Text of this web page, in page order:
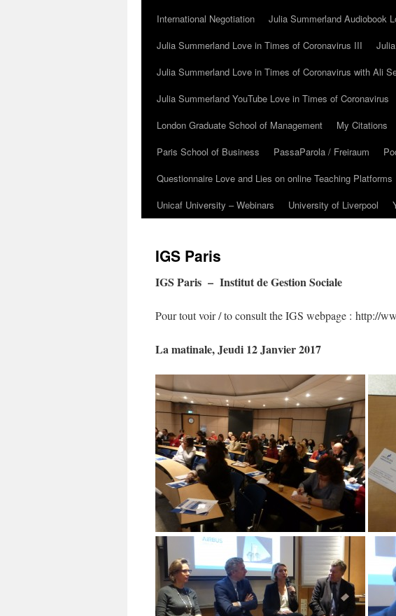
International Negotiation
Julia Summerland Audiobook
Julia Summerland Love in Times of Coronavirus III
Julia Summerland Love in Times of Coronavirus with Ali
Julia Summerland YouTube Love in Times of Coronavirus
London Graduate School of Management
My Citations
Paris School of Business
PassaParola / Freiraum
Questionnaire Love and Lies on online Teaching Platforms
Unicaf University – Webinars
University of Liverpool
IGS Paris
IGS Paris – Institut de Gestion Sociale
Pour tout voir / to consult the IGS webpage : http://
La matinale, Jeudi 12 Janvier 2017